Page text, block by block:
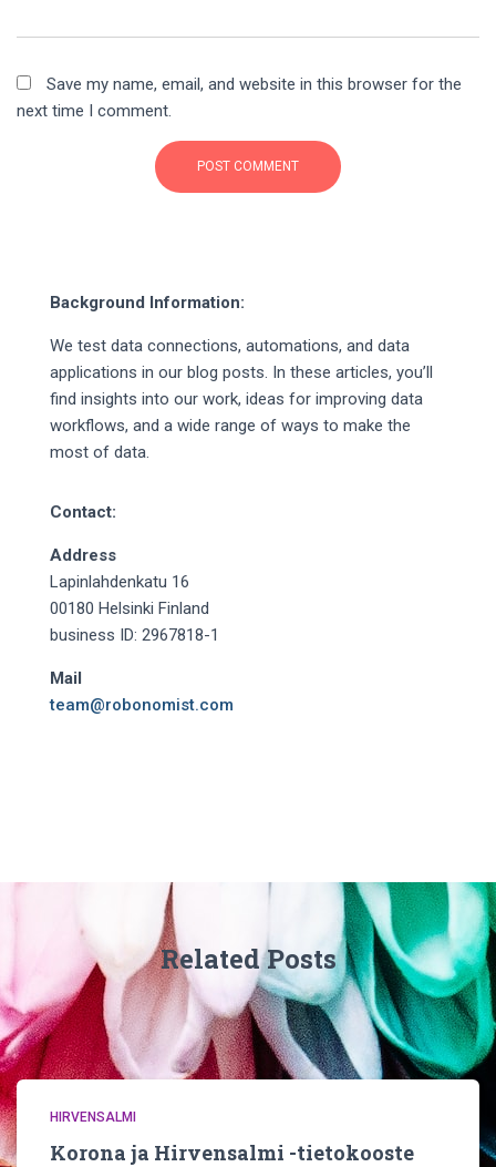
Save my name, email, and website in this browser for the
next time I comment.
Background Information:
We test data connections, automations, and data
applications in our blog posts. In these articles, you’ll
find insights into our work, ideas for improving data
workflows, and a wide range of ways to make the
most of data.
Contact:
Address
Lapinlahdenkatu 16
00180 Helsinki Finland
business ID: 2967818-1
Mail
team@robonomist.com
Related Posts
HIRVENSALMI
Korona ja Hirvensalmi -tietokooste